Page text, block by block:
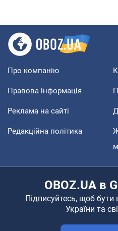
Про компанію
Правова інформація
Реклама на сайті
Редакційна політика
OBOZ.UA в
Підписуйтесь, щоб бути
України та